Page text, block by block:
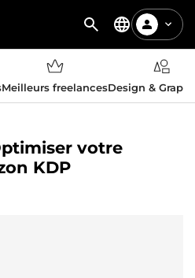
Meilleurs freelancesDesign &
votre
KDP